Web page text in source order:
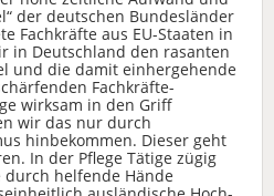
der deutschen Bundesländer
Fachkräfte aus EU-Staaten in
in Deutschland den rasanten
und die damit einhergehende
Fachkräfte-
wirksam in den Griff
wir das nur durch
hinbekommen. Dieser geht
In der Pflege Tätige zügig
helfende Hände